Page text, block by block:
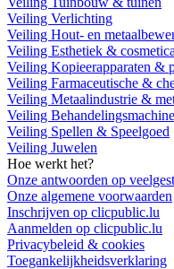
Veiling Verlichting
Veiling Hout- en
Veiling Esthetiek & cosmetica
Veiling Kopieerapparaten &
Veiling Farmaceutische &
Veiling Metaalindustrie &
Veiling Behandelingsmachine
Veiling Spellen & Speelgoed
Veiling Juwelen
Hoe werkt het?
Onze antwoorden op
Onze algemene voorwaarden
Inschrijven op clicpublic.lu
Aanmelden op clicpublic.lu
Privacybeleid & cookies
Toegankelijkheidsverklaring